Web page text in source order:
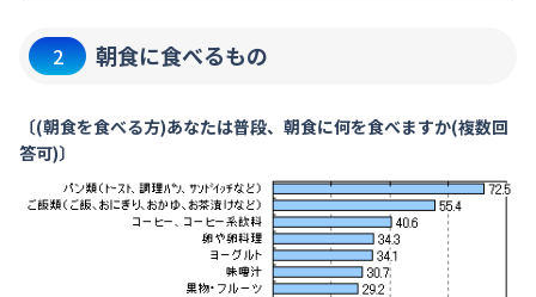
2 朝食に食べるもの
〔(朝食を食べる方)あなたは普段、朝食に何を食べますか(複数回
答可)〕